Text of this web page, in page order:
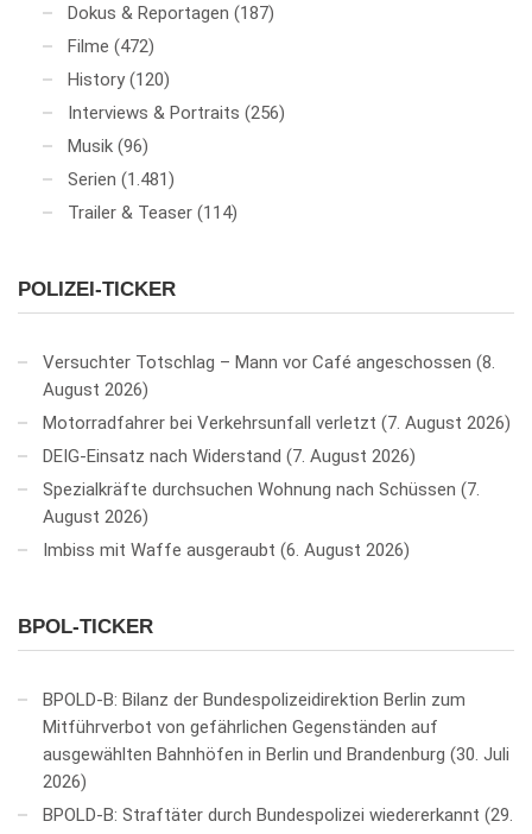
Dokus & Reportagen (187)
Filme (472)
History (120)
Interviews & Portraits (256)
Musik (96)
Serien (1.481)
Trailer & Teaser (114)
POLIZEI-TICKER
Versuchter Totschlag – Mann vor Café angeschossen 8.
August 2026
Motorradfahrer bei Verkehrsunfall verletzt
7. August 2026
DEIG-Einsatz nach Widerstand
7. August 2026
Spezialkräfte durchsuchen Wohnung nach Schüssen
7.
August 2026
Imbiss mit Waffe ausgeraubt 6. August 2026
BPOL-TICKER
BPOLD-B: Bilanz der Bundespolizeidirektion Berlin zum
Mitführverbot von gefährlichen Gegenständen auf
ausgewählten Bahnhöfen in Berlin und Brandenburg 30. Juli
2026
BPOLD-B: Straftäter durch Bundespolizei wiedererkannt
29.